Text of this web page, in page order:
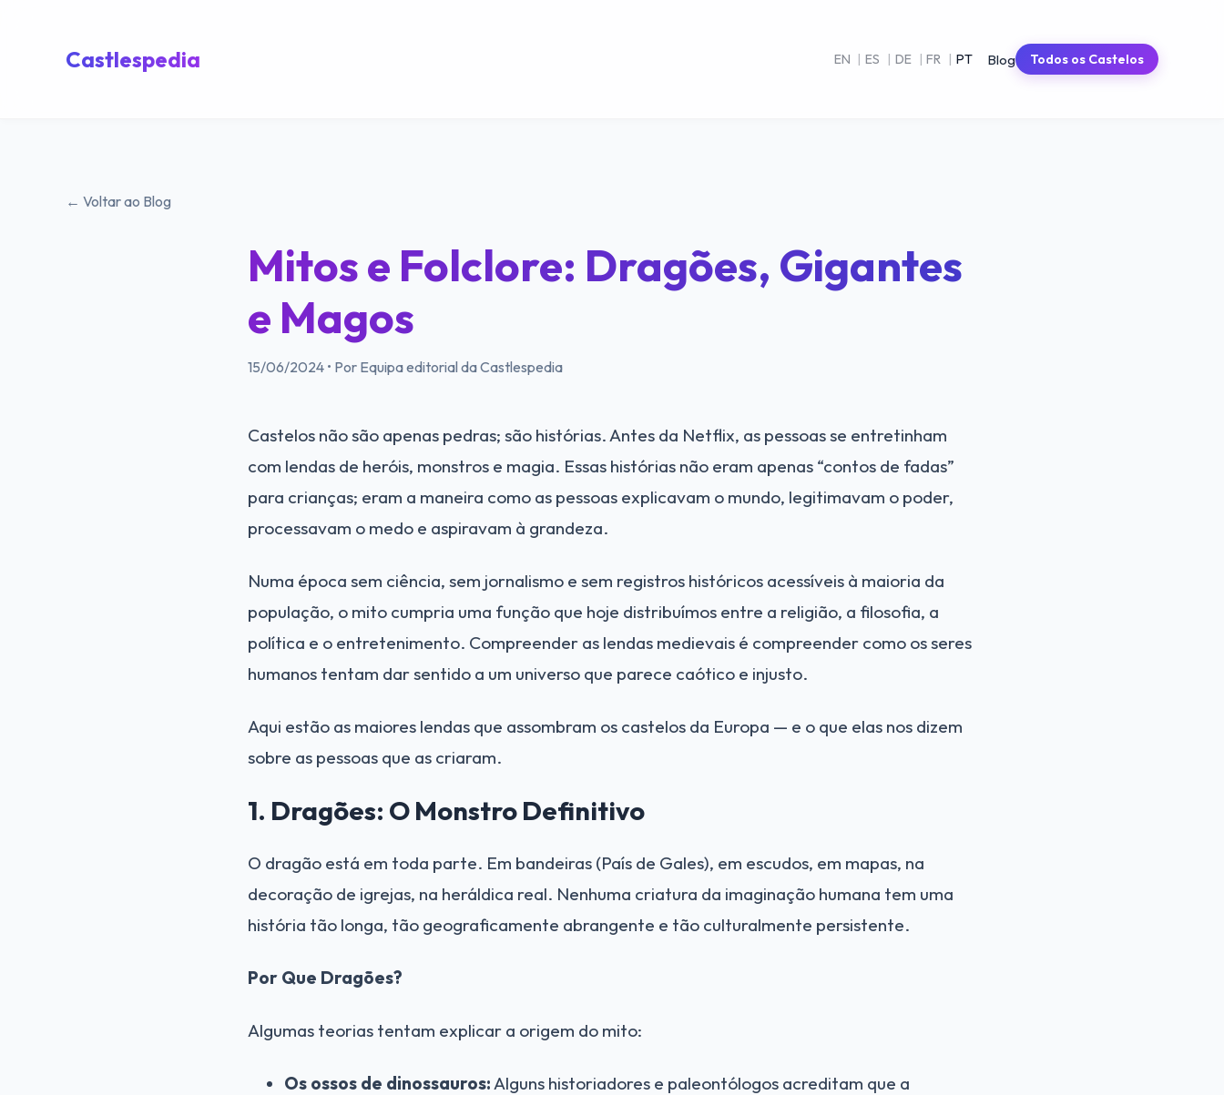
Castlespedia EN | ES | DE | FR | PT Blog Todos os Castelos
← Voltar ao Blog
Mitos e Folclore: Dragões, Gigantes
e Magos
15/06/2024 • Por Equipa editorial da Castlespedia
Castelos não são apenas pedras; são histórias. Antes da Netflix, as pessoas se entretinham
com lendas de heróis, monstros e magia. Essas histórias não eram apenas “contos de fadas”
para crianças; eram a maneira como as pessoas explicavam o mundo, legitimavam o poder,
processavam o medo e aspiravam à grandeza.
Numa época sem ciência, sem jornalismo e sem registros históricos acessíveis à maioria da
população, o mito cumpria uma função que hoje distribuímos entre a religião, a filosofia, a
política e o entretenimento. Compreender as lendas medievais é compreender como os seres
humanos tentam dar sentido a um universo que parece caótico e injusto.
Aqui estão as maiores lendas que assombram os castelos da Europa — e o que elas nos dizem
sobre as pessoas que as criaram.
1. Dragões: O Monstro Definitivo
O dragão está em toda parte. Em bandeiras (País de Gales), em escudos, em mapas, na
decoração de igrejas, na heráldica real. Nenhuma criatura da imaginação humana tem uma
história tão longa, tão geograficamente abrangente e tão culturalmente persistente.
Por Que Dragões?
Algumas teorias tentam explicar a origem do mito:
Os ossos de dinossauros:Alguns historiadores e paleontólogos acreditam que a